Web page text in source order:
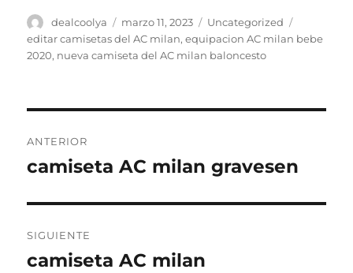
Autor
dealcoolya
Publicado
el
marzo 11, 2023 Categorías
Uncategorized
editar camisetas del AC milan,equipacion AC milan bebe
2020, nueva camiseta del AC milan baloncesto
de
ANTERIOR
Entrada
camiseta AC milan gravesen
SIGUIENTE
Entrada
camiseta AC milan